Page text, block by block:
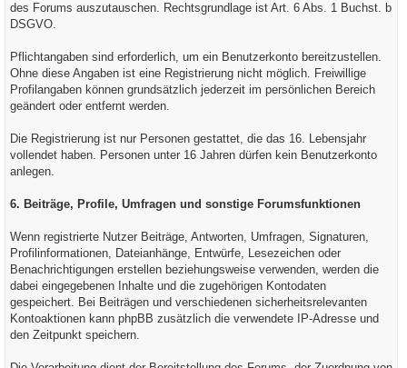
des Forums auszutauschen. Rechtsgrundlage ist Art. 6 Abs. 1 Buchst. b
DSGVO.
Pflichtangaben sind erforderlich, um ein Benutzerkonto bereitzustellen.
Ohne diese Angaben ist eine Registrierung nicht möglich. Freiwillige
Profilangaben können grundsätzlich jederzeit im persönlichen Bereich
geändert oder entfernt werden.
Die Registrierung ist nur Personen gestattet, die das 16. Lebensjahr
vollendet haben. Personen unter 16 Jahren dürfen kein Benutzerkonto
anlegen.
6. Beiträge, Profile, Umfragen und sonstige Forumsfunktionen
Wenn registrierte Nutzer Beiträge, Antworten, Umfragen, Signaturen,
Profilinformationen, Dateianhänge, Entwürfe, Lesezeichen oder
Benachrichtigungen erstellen beziehungsweise verwenden, werden die
dabei eingegebenen Inhalte und die zugehörigen Kontodaten
gespeichert. Bei Beiträgen und verschiedenen sicherheitsrelevanten
Kontoaktionen kann phpBB zusätzlich die verwendete IP-Adresse und
den Zeitpunkt speichern.